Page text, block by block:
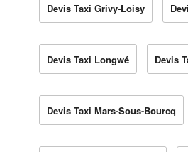
Devis Taxi Grivy-Loisy
Devis Taxi Longwé Devis
Devis Taxi Mars-Sous-Bourcq